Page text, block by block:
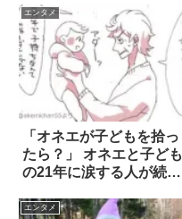
エンタメ
「オネエが子どもを拾っ
たら？」 オネエと子ども
の21年に涙する人が続出
エンタメ